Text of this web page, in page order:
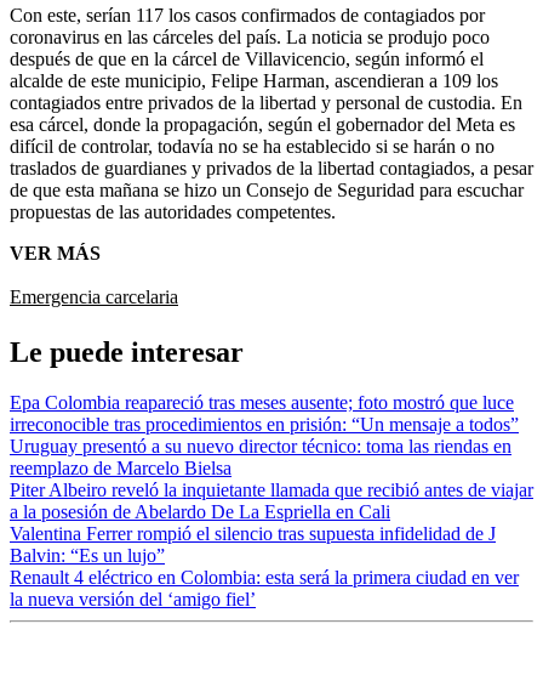
Con este, serían 117 los casos confirmados de contagiados por
coronavirus en las cárceles del país. La noticia se produjo poco
después de que en la cárcel de Villavicencio, según informó el
alcalde de este municipio, Felipe Harman, ascendieran a 109 los
contagiados entre privados de la libertad y personal de custodia. En
esa cárcel, donde la propagación, según el gobernador del Meta es
difícil de controlar, todavía no se ha establecido si se harán o no
traslados de guardianes y privados de la libertad contagiados, a pesar
de que esta mañana se hizo un Consejo de Seguridad para escuchar
propuestas de las autoridades competentes.
VER MÁS
Emergencia carcelaria
Le puede interesar
Epa Colombia reapareció tras meses ausente; foto mostró que luce
irreconocible tras procedimientos en prisión: “Un mensaje a todos”
Uruguay presentó a su nuevo director técnico: toma las riendas en
reemplazo de Marcelo Bielsa
Piter Albeiro reveló la inquietante llamada que recibió antes de viajar
a la posesión de Abelardo De La Espriella en Cali
Valentina Ferrer rompió el silencio tras supuesta infidelidad de J
Balvin: “Es un lujo”
Renault 4 eléctrico en Colombia: esta será la primera ciudad en ver
la nueva versión del ‘amigo fiel’